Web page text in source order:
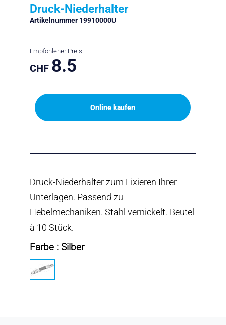
Druck-Niederhalter
Artikelnummer 19910000U
Empfohlener Preis
CHF 8.5
Online kaufen
Druck-Niederhalter zum Fixieren Ihrer
Unterlagen. Passend zu
Hebelmechaniken. Stahl vernickelt. Beutel
à 10 Stück.
Farbe : Silber